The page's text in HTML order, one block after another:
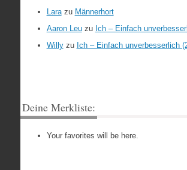
Larazu Männerhort
Aaron Leuzu Ich – Einfach
Willyzu Ich – Einfach unverbesserlich
Deine Merkliste:
Your favorites will be here.